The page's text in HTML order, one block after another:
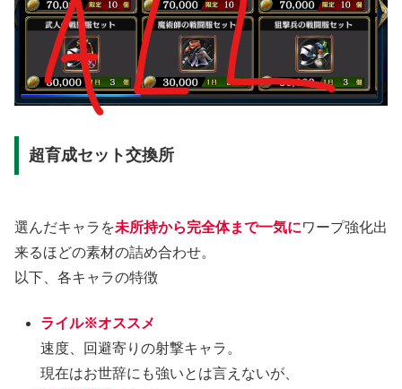
超育成セット交換所
選んだキャラを未所持から完全体まで一気にワープ強化出
来るほどの素材の詰め合わせ。
以下、各キャラの特徴
ライル※オススメ
速度、回避寄りの射撃キャラ。
現在はお世辞にも強いとは言えないが、